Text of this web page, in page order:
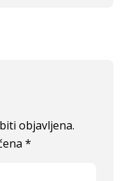
objavljena.
*